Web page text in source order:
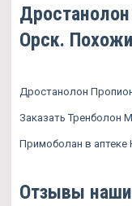
Орск.
Дростанолон
Заказать Тренболон
Примоболан в аптеке
Отзывы